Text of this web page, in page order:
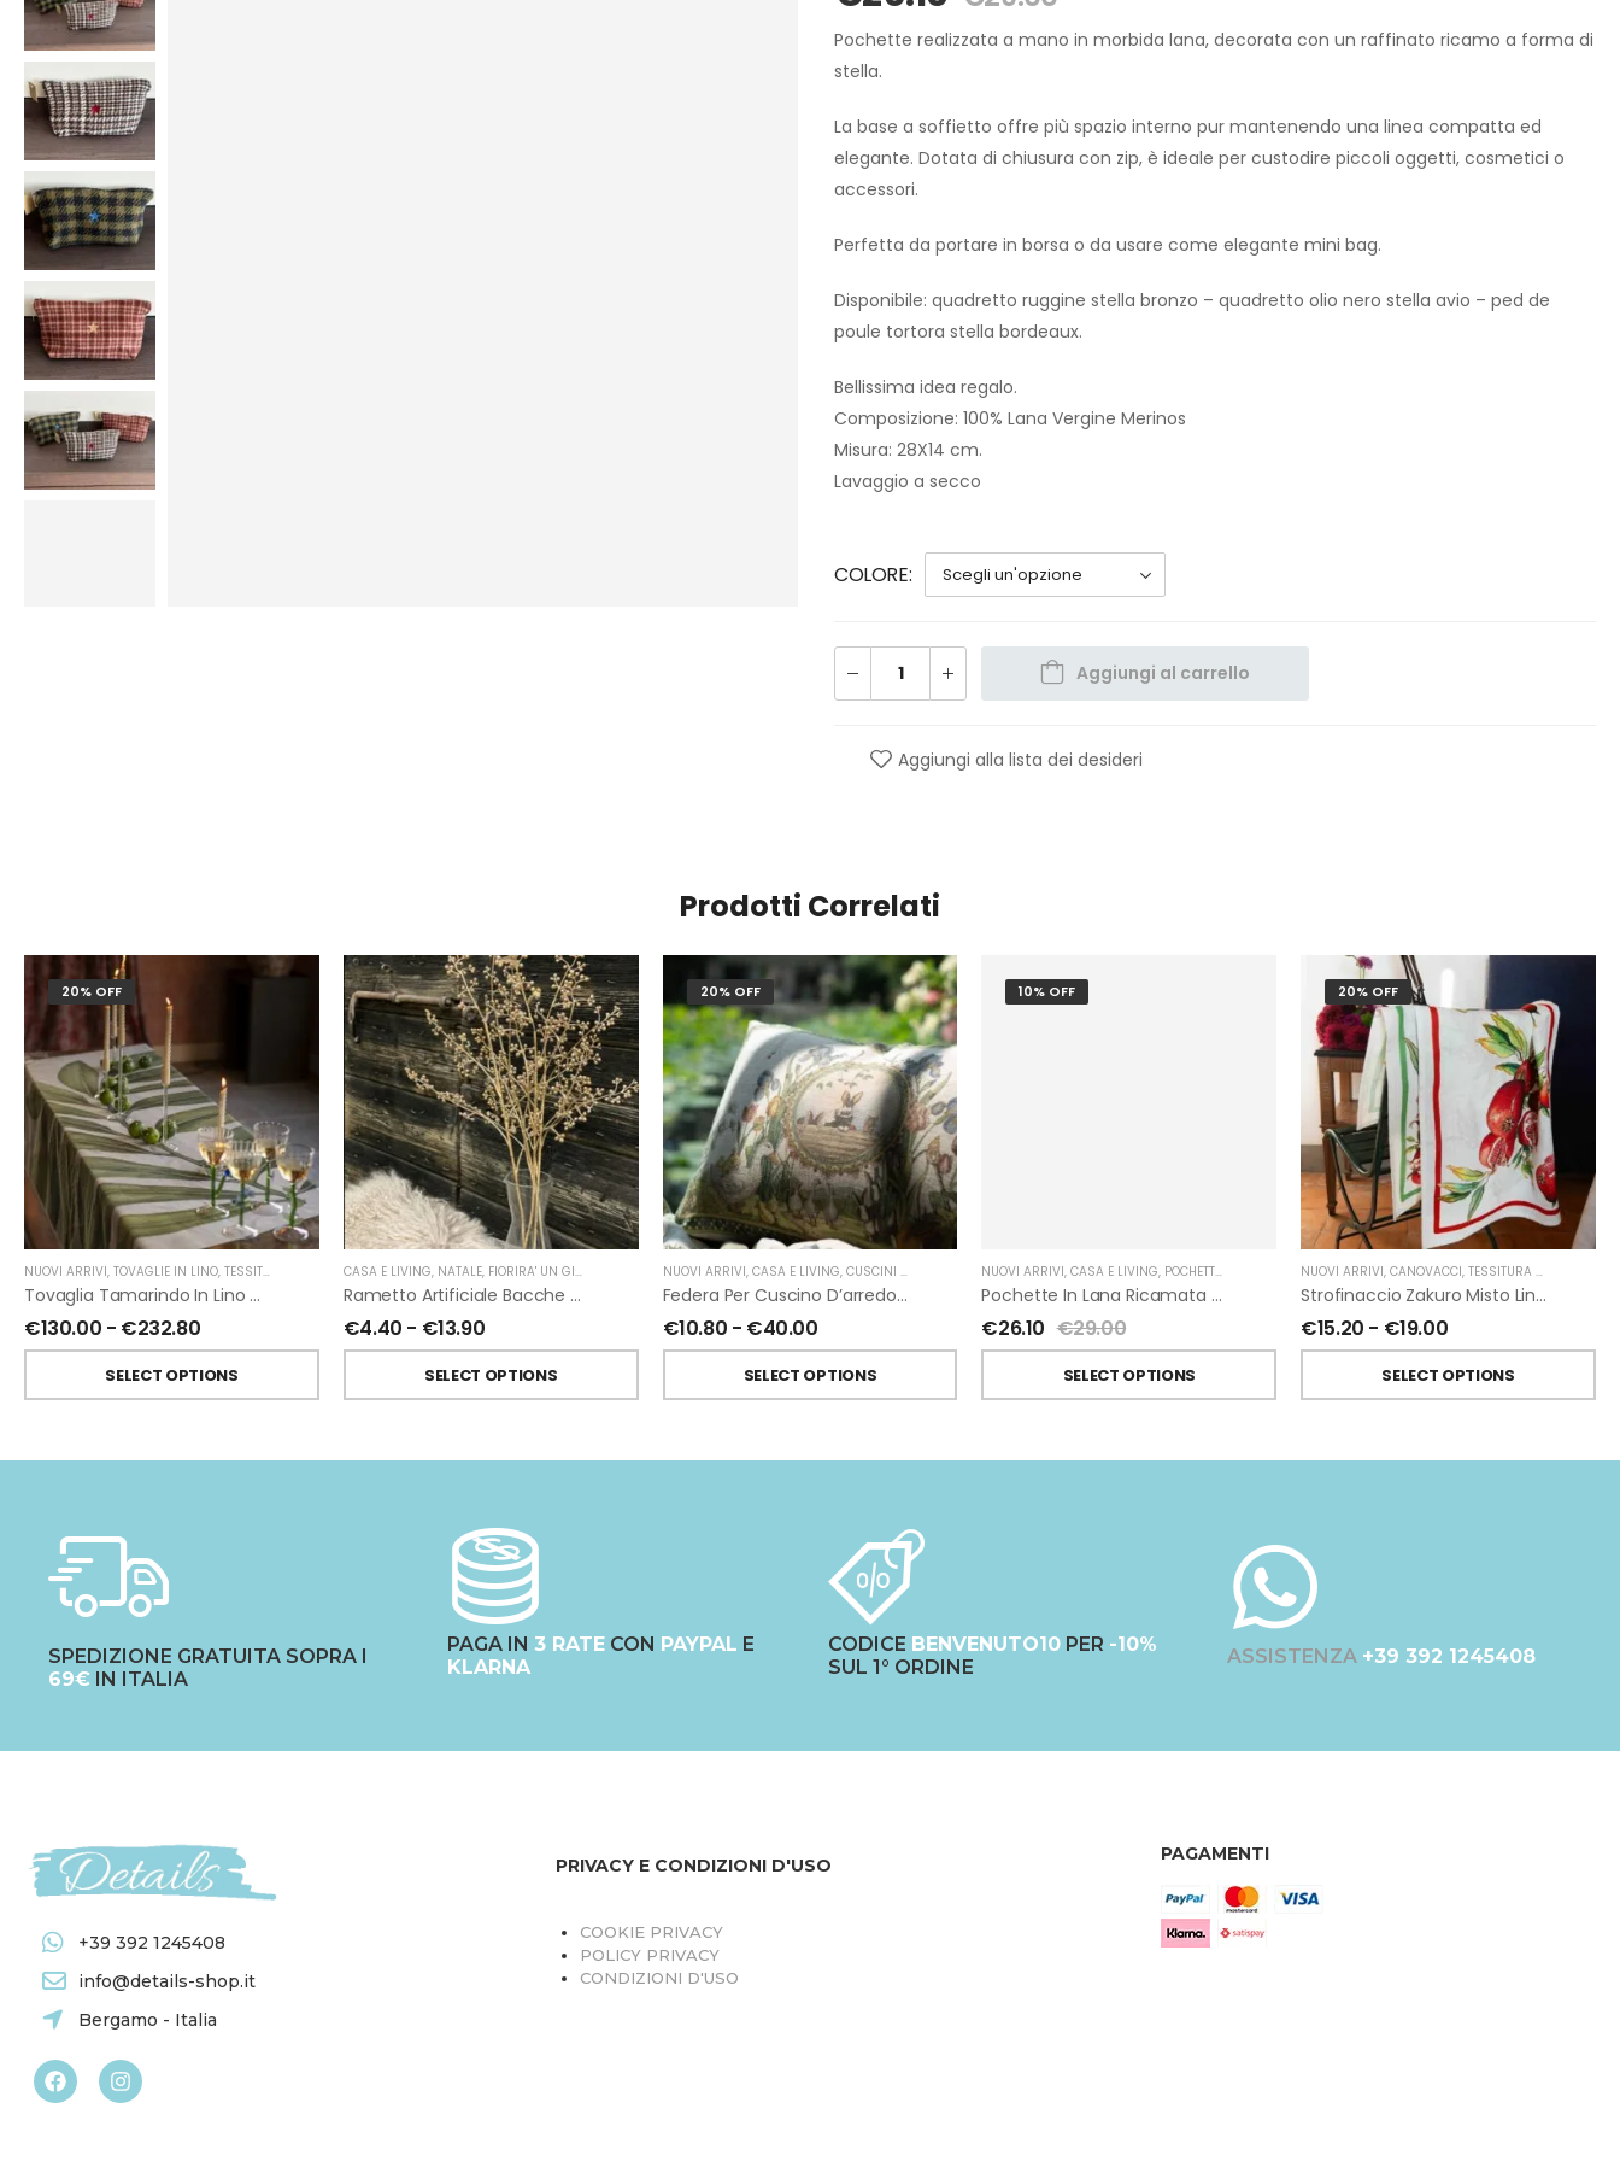
Pochette realizzata a mano in morbida lana, decorata con un raffinato ricamo a forma di
stella.
La base a soffietto offre più spazio interno pur mantenendo una linea compatta ed
elegante. Dotata di chiusura con zip, è ideale per custodire piccoli oggetti, cosmetici o
accessori.
Perfetta da portare in borsa o da usare come elegante mini bag.
Disponibile: quadretto ruggine stella bronzo – quadretto olio nero stella avio – ped de
poule tortora stella bordeaux.
Bellissima idea regalo.
Composizione: 100% Lana Vergine Merinos
Misura: 28X14 cm.
Lavaggio a secco
COLORE
Aggiungi al carrello
Aggiungi alla lista dei desideri
Prodotti Correlati
20% OFF
NUOVI ARRIVI, TOVAGLIE IN LINO, TESSITURA TOSCANA TELERIE
Tovaglia Tamarindo In Lino Di Tessitura Toscana Telerie
€130.00 - €232.80
SELECT OPTIONS
CASA E LIVING, NATALE, FIORIRA' UN GIARDINO
Rametto Artificiale Bacche Dorate Di Fiorirà Un Giardino
€4.40 - €13.90
SELECT OPTIONS
20% OFF
NUOVI ARRIVI, CASA E LIVING, CUSCINI ARREDO TESSITURA TOSCANA TELERIE
Federa Per Cuscino D’arredo Bunny Garden In Lino Di Tessitura Toscana Telerie
€10.80 - €40.00
SELECT OPTIONS
10% OFF
NUOVI ARRIVI,CASA E LIVING, POCHETTE GIARDINO SEGRETO
Pochette In Lana Ricamata Con Cuore Di Giardino Segreto
€26.10 €29.00
SELECT OPTIONS
20% OFF
NUOVI ARRIVI,CANOVACCI,TESSITURA TOSCANA TELERIE
Strofinaccio Zakuro Misto Lino Di Tessitura Toscana Telerie
€15.20 - €19.00
SELECT OPTIONS
SPEDIZIONE GRATUITA SOPRA I
69€ IN ITALIA
PAGA IN 3 RATE CON PAYPAL E
KLARNA
CODICE BENVENUTO10 PER -10%
SUL 1° ORDINE
ASSISTENZA +39 392 1245408
+39 392 1245408
info@details-shop.it
Bergamo - Italia
PRIVACY E CONDIZIONI D'USO
COOKIE PRIVACY
POLICY PRIVACY
CONDIZIONI D'USO
PAGAMENTI